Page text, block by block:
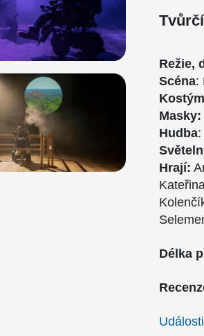
Režie,
Scéna:
Masky:
Hudba
Hrají:
Délka